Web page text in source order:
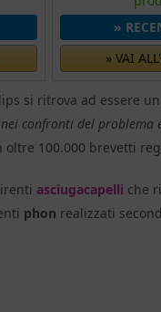
»
» VAI
si ritrova ad essere
confronti del problema
oltre 100.000 brevetti
asciugacapelli che
phon realizzati